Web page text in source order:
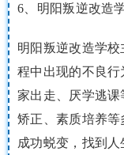
6、明阳叛逆改造
明阳叛逆改造学
程中出现的不良
家出走、厌学逃
矫正、素质培养
成功蜕变，找到人